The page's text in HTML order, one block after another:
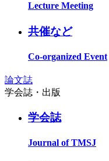
Lecture Meeting
共催など
Co-organized Event
論文誌
学会誌・出版
学会誌
Journal of TMSJ